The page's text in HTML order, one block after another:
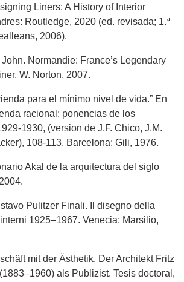
Liners: A History of Interior
Routledge, 2020 (ed. revisada; 1.ª
2006).
Normandie: France’s Legendary
W. Norton, 2007.
para el mínimo nivel de vida.” En
racional: ponencias de los
1930, (version de J.F. Chico, J.M.
108-113. Barcelona: Gili, 1976.
Akal de la arquitectura del siglo
Pulitzer Finali. Il disegno della
1925–1967. Venecia: Marsilio,
mit der Ästhetik. Der Architekt Fritz
als Publizist. Tesis doctoral,